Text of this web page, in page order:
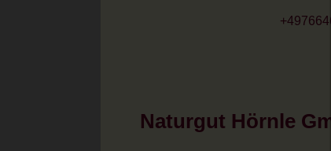
Naturgut Hörnle